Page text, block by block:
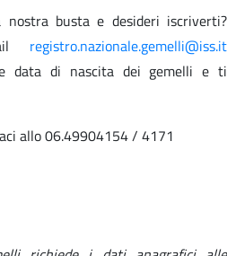
busta e desideri iscriverti?
registro.nazionale.gemelli@iss.it
e data di nascita dei gemelli e ti
allo 06.49904154 / 4171